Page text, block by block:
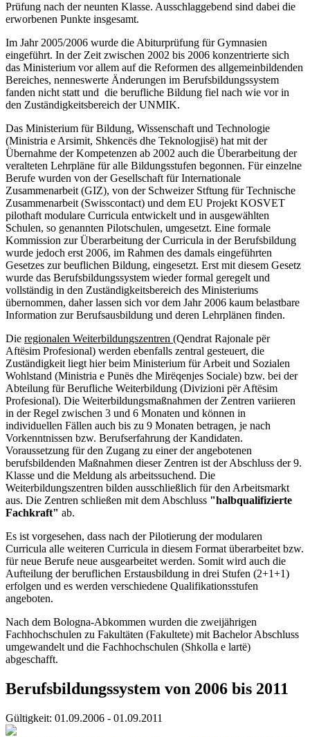
Prüfung nach der neunten Klasse. Ausschlaggebend sind dabei die
erworbenen Punkte insgesamt.
Im Jahr 2005/2006 wurde die Abiturprüfung für Gymnasien
eingeführt. In der Zeit zwischen 2002 bis 2006 konzentrierte sich
das Ministerium vor allem auf die Reformen des allgemeinbildenden
Bereiches, nenneswerte Änderungen im Berufsbildungssystem
fanden nicht statt und die berufliche Bildung fiel nach wie vor in
den Zuständigkeitsbereich der UNMIK.
Das Ministerium für Bildung, Wissenschaft und Technologie
(Ministria e Arsimit, Shkencës dhe Teknologjisë) hat mit der
Übernahme der Kompetenzen ab 2002 auch die Überarbeitung der
veralteten Lehrpläne für alle Bildungsstufen begonnen. Für einzelne
Berufe wurden von der Gesellschaft für Internationale
Zusammenarbeit (GIZ), von der Schweizer Stftung für Technische
Zusammenarbeit (Swisscontact) und dem EU Projekt KOSVET
pilothaft modulare Curricula entwickelt und in ausgewählten
Schulen, so genannten Pilotschulen, umgesetzt. Eine formale
Kommission zur Überarbeitung der Curricula in der Berufsbildung
wurde jedoch erst 2006, im Rahmen des damals eingeführten
Gesetzes zur beuflichen Bildung, eingesetzt. Erst mit diesem Gesetz
wurde das Berufsbildungssystem wieder formal geregelt und
vollständig in den Zuständigkeitsbereich des Ministeriums
übernommen, daher lassen sich vor dem Jahr 2006 kaum belastbare
Information zur Berufsausbildung und deren Lehrplänen finden.
Die regionalen Weiterbildungszentren (Qendrat Rajonale për
Aftësim Profesional) werden ebenfalls zentral gesteuert, die
Zuständigkeit liegt hier beim Ministerium für Arbeit und Sozialen
Wohlstand (Ministria e Punës dhe Mirëqenjes Sociale) bzw. bei der
Abteilung für Berufliche Weiterbildung (Divizioni për Aftësim
Profesional). Die Weiterbildungsmaßnahmen der Zentren variieren
in der Regel zwischen 3 und 6 Monaten und können in
individuellen Fällen auch bis zu 9 Monaten betragen, je nach
Vorkenntnissen bzw. Berufserfahrung der Kandidaten.
Voraussetzung für den Zugang zu einer der angebotenen
berufsbildenden Maßnahmen dieser Zentren ist der Abschluss der 9.
Klasse und die Meldung als arbeitssuchend. Die
Weiterbildungszentren bilden ausschließlich für den Arbeitsmarkt
aus. Die Zentren schließen mit dem Abschluss "halbqualifizierte
Fachkraft" ab.
Es ist vorgesehen, dass nach der Pilotierung der modularen
Curricula alle weiteren Curricula in diesem Format überarbeitet bzw.
für neue Berufe neue ausgearbeitet werden. Somit wird auch die
Aufteilung der beruflichen Erstausbildung in drei Stufen (2+1+1)
erfolgen und es werden verschiedene Qualifikationsstufen
angeboten.
Nach dem Bologna-Abkommen wurden die zweijährigen
Fachhochschulen zu Fakultäten (Fakultete) mit Bachelor Abschluss
umgewandelt und die Fachhochschulen (Shkolla e lartë)
abgeschafft.
Berufsbildungssystem von 2006 bis 2011
Gültigkeit: 01.09.2006 - 01.09.2011